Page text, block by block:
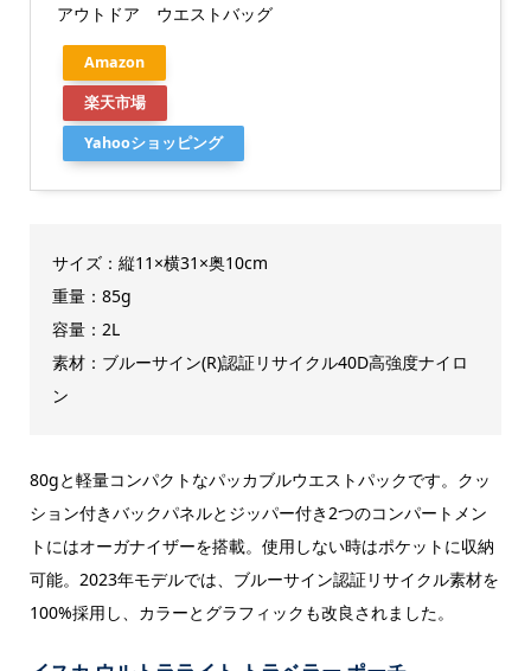
アウトドア ウエストバッグ
Amazon
楽天市場
Yahooショッピング
サイズ：縦11×横31×奥10cm
重量：85g
容量：2L
素材：ブルーサイン(R)認証リサイクル40D高強度ナイロ
ン
80gと軽量コンパクトなパッカブルウエストパックです。クッ
ション付きバックパネルとジッパー付き2つのコンパートメン
トにはオーガナイザーを搭載。使用しない時はポケットに収納
可能。2023年モデルでは、ブルーサイン認証リサイクル素材を
100%採用し、カラーとグラフィックも改良されました。